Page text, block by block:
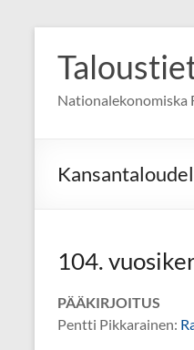
content
Nationalekonomiska
104.
PÄÄKIRJOITUS
Pentti Pikkarainen: